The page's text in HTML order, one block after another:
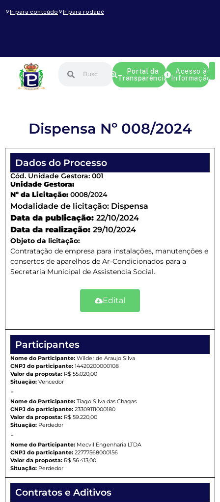
Ir para conteúdo Ir para rodapé
Portal da
Transparência
Acesso à
Informação
Dispensa Nº 008/2024
Dados do Processo
Cód. Unidade Gestora: 001
Unidade Gestora:
Nº da Licitação: 0008/2024
Modalidade de licitação: Dispensa
Data da publicação: 22/10/2024
Data da realização: 29/10/2024
Objeto da licitação:
Contratação de empresa para instalações, manutenções e
consertos de aparelhos de Ar-Condicionados para a
Secretaria Municipal de Assistencia Social.
Edital
Participantes
Nome do Participante: Wilder de Araujo Silva
CNPJ do participante: 14420200000108
Valor da proposta: R$ 55.020,00
Situação: Vencedor
-
Nome do Participante: Tiago Silva das Chagas
CNPJ do participante: 23309111000180
Valor da proposta: R$ 59.220,00
Situação: Perdedor
-
Nome do Participante: Mecvil Engenharia LTDA
CNPJ do participante: 22777568000156
Valor da proposta: R$ 56.413,00
Situação: Perdedor
Contratos e Aditivos